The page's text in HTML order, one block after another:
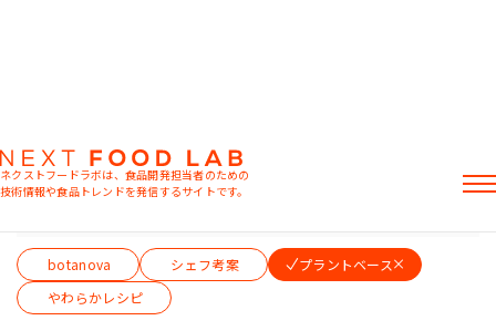
ネクストフードラボは、食品開発担当者のための
技術情報や食品トレンドを発信するサイトです。
記事
製品情報
レシピ
イベント・セミナー
調味料・スープ
botanova シェフ考案
プラントベース
やわらかレシピ